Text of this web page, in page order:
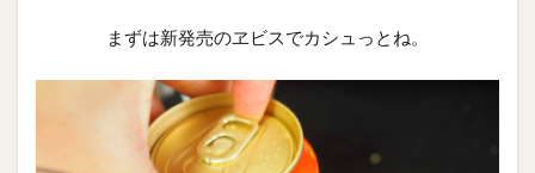
まずは新発売のヱビスでカシュっとね。